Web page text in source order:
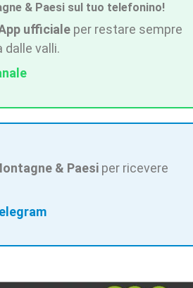
& Paesi sul tuo telefonino!
ufficiale per restare sempre
valli.
& Paesi per ricevere